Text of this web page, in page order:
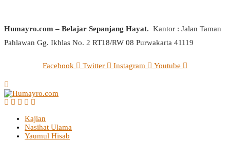
Humayro.com – Belajar Sepanjang Hayat. Kantor : Jalan Taman
Pahlawan Gg. Ikhlas No. 2 RT18/RW 08 Purwakarta 41119
Facebook Twitter Instagram Youtube
Kajian
Nasihat Ulama
Yaumul Hisab